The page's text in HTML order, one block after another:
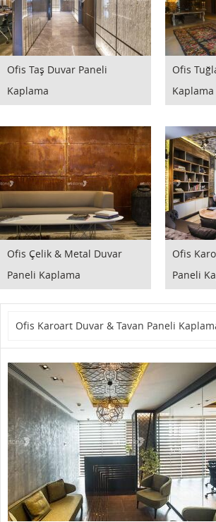
Ofis Taş Duvar Paneli
Kaplama
Ofis
Kaplama
Ofis Çelik & Metal Duvar
Paneli Kaplama
Ofis
Paneli
Ofis Karoart Duvar & Tavan Paneli